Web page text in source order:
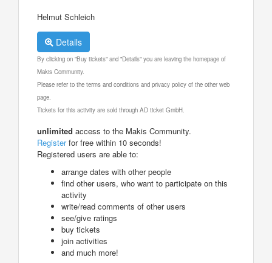
Helmut Schleich
Details
By clicking on "Buy tickets" and "Details" you are leaving the homepage of
Makis Community.
Please refer to the terms and conditions and privacy policy of the other web
page.
Tickets for this activity are sold through AD ticket GmbH.
unlimited access to the Makis Community.
Registerfor free within 10 seconds!
Registered users are able to:
arrange dates with other people
find other users, who want to participate on this
activity
write/read comments of other users
see/give ratings
buy tickets
join activities
and much more!